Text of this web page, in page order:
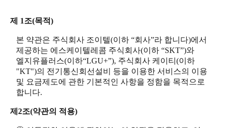
제 1조(목적)
본 약관은 주식회사 조이텔(이하 “회사”라 합니다)에서
제공하는 에스케이텔레콤 주식회사(이하 “SKT”)와
엘지유플러스(이하“LGU+”), 주식회사 케이티(이하
"KT")의 전기통신회선설비 등을 이용한 서비스의 이용
및 요금제도에 관한 기본적인 사항을 정함을 목적으로
합니다.
제2조(약관의 적용)